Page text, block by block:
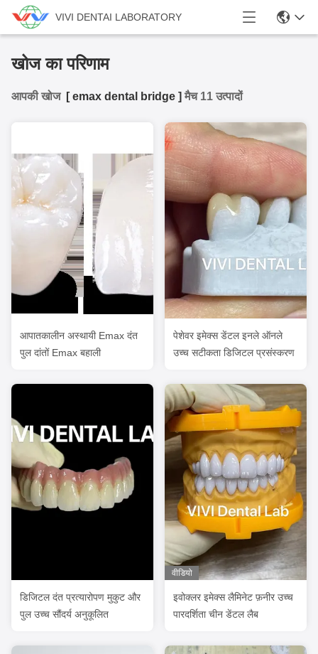
VIVI DENTAI LABORATORY
खोज का परिणाम
आपकी खोज [emax dental bridge ] मैच 11 उत्पादों
आपातकालीन अस्थायी Emax दंत
पुल दांतों Emax बहाली
पेशेवर इमेक्स डेंटल इनले ऑनले
उच्च सटीकता डिजिटल प्रसंस्करण
डिजिटल दंत प्रत्यारोपण मुकुट और
पुल उच्च सौंदर्य अनुकूलित
वीडियो
इवोक्लर इमेक्स लैमिनेट फ़नीर उच्च
पारदर्शिता चीन डेंटल लैब